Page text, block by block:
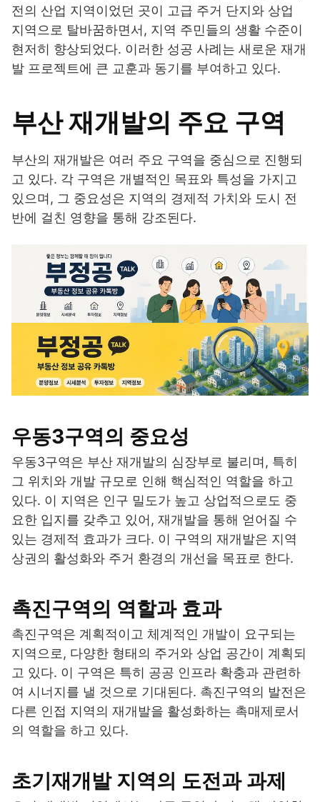
전의 산업 지역이었던 곳이 고급 주거 단지와 상업
지역으로 탈바꿈하면서, 지역 주민들의 생활 수준이
현저히 향상되었다. 이러한 성공 사례는 새로운 재개
발 프로젝트에 큰 교훈과 동기를 부여하고 있다.
부산 재개발의 주요 구역
부산의 재개발은 여러 주요 구역을 중심으로 진행되
고 있다. 각 구역은 개별적인 목표와 특성을 가지고
있으며, 그 중요성은 지역의 경제적 가치와 도시 전
반에 걸친 영향을 통해 강조된다.
우동3구역의 중요성
우동3구역은 부산 재개발의 심장부로 불리며, 특히
그 위치와 개발 규모로 인해 핵심적인 역할을 하고
있다. 이 지역은 인구 밀도가 높고 상업적으로도 중
요한 입지를 갖추고 있어, 재개발을 통해 얻어질 수
있는 경제적 효과가 크다. 이 구역의 재개발은 지역
상권의 활성화와 주거 환경의 개선을 목표로 한다.
촉진구역의 역할과 효과
촉진구역은 계획적이고 체계적인 개발이 요구되는
지역으로, 다양한 형태의 주거와 상업 공간이 계획되
고 있다. 이 구역은 특히 공공 인프라 확충과 관련하
여 시너지를 낼 것으로 기대된다. 촉진구역의 발전은
다른 인접 지역의 재개발을 활성화하는 촉매제로서
의 역할을 하고 있다.
초기재개발 지역의 도전과 과제